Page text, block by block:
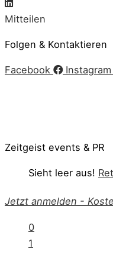
Mitteilen
Folgen & Kontaktieren
Facebook Instagram
Zeitgeist events & PR
Sieht leer aus!
Jetzt anmelden -
0
1